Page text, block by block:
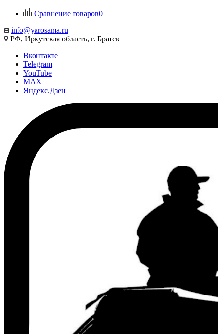
Сравнение товаров0
info@yarosama.ru
РФ, Иркутская область, г. Братск
Вконтакте
Telegram
YouTube
MAX
Яндекс.Дзен